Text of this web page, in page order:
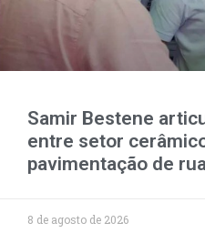
Samir Bestene
entre setor
pavimentação de
8 de agosto de 2026